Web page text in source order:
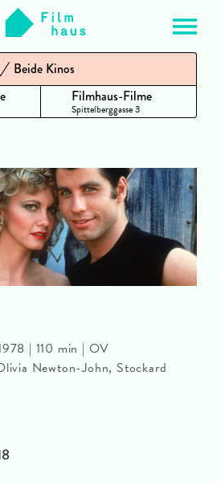
Beide Kinos
Filmhaus-Filme
Spittelberggasse 3
| 110 min | OV
Newton-John, Stockard